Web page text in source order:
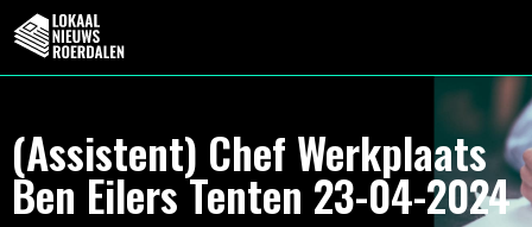
(Assistent) Chef Werkplaats
Ben Eilers Tenten 23-04-2024